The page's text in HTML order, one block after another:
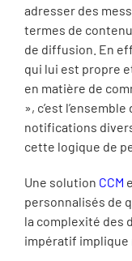
adresser des
termes de
de diffusion. En
qui lui est propre
en matière de
», c’est
notifications
cette logique de
Une solution CCM
personnalisés de
la complexité des
impératif implique